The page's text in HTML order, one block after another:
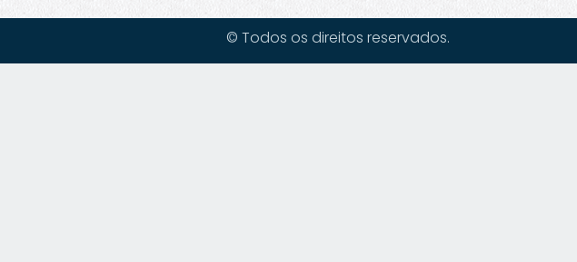
© Todos os direitos reservados.